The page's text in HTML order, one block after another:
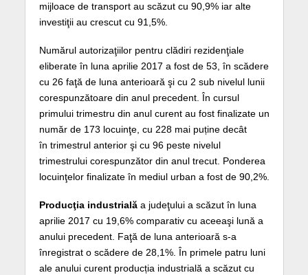
mijloace de transport au scăzut cu 90,9% iar alte
investiţii au crescut cu 91,5%.
Numărul autorizaţiilor pentru clădiri rezidenţiale
eliberate în luna aprilie 2017 a fost de 53, în scădere
cu 26 faţă de luna anterioară şi cu 2 sub nivelul lunii
corespunzătoare din anul precedent. În cursul
primului trimestru din anul curent au fost finalizate un
număr de 173 locuinţe, cu 228 mai puține decât
în trimestrul anterior şi cu 96 peste nivelul
trimestrului corespunzător din anul trecut. Ponderea
locuinţelor finalizate în mediul urban a fost de 90,2%.
Producţia industrialăa judeţului a scăzut în luna
aprilie 2017 cu 19,6% comparativ cu aceeaşi lună a
anului precedent. Faţă de luna anterioară s-a
înregistrat o scădere de 28,1%. În primele patru luni
ale anului curent producția industrială a scăzut cu